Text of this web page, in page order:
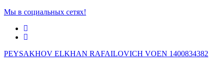
Мы в социальных сетях!
PEYSAKHOV ELKHAN RAFAILOVICH VOEN 1400834382